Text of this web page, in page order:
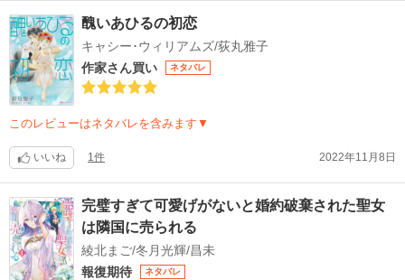
醜いあひるの初恋
キャシー･ウィリアムズ/荻丸雅子
作家さん買い
ネタバレ
このレビューはネタバレを含みます▼
いいね 1件 2022年11月8日
完璧すぎて可愛げがないと婚約破棄された聖女
は隣国に売られる
綾北まご/冬月光輝/昌未
報復期待
ネタバレ